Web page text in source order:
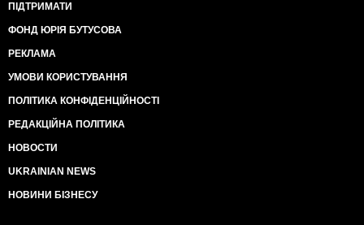
ПІДТРИМАТИ
ФОНД ЮРІЯ БУТУСОВА
РЕКЛАМА
УМОВИ КОРИСТУВАННЯ
ПОЛІТИКА КОНФІДЕНЦІЙНОСТІ
РЕДАКЦІЙНА ПОЛІТИКА
НОВОСТИ
UKRAINIAN NEWS
НОВИНИ БІЗНЕСУ